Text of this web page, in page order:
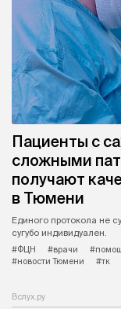
Пациенты с
сложными
получают
в Тюмени
Единого протокола не
сугубо индивидуален.
#ФЦН
#врачи
#новости Тюмени
#тк
Вслух.ру